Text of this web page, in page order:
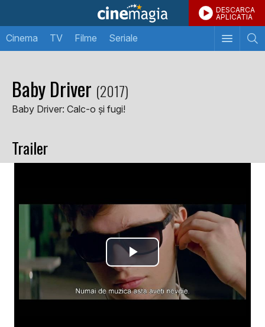
DESCARCA
APLICATIA
Cinema TV Filme Seriale
Baby Driver (2017)
Baby Driver: Calc-o şi fugi!
Trailer